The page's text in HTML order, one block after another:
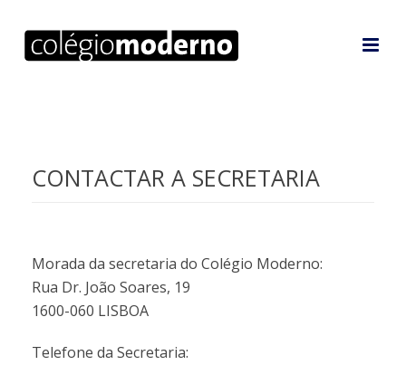
CONTACTAR A SECRETARIA
Morada da secretaria do Colégio Moderno:
Rua Dr. João Soares, 19
1600-060 LISBOA
Telefone da Secretaria: